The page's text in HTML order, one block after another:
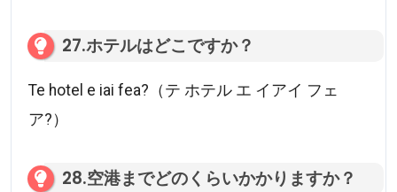
27.ホテルはどこですか？
Te hotel e iai fea?（テ ホテル エ イアイ フェ
ア?）
28.空港までどのくらいかかりますか？